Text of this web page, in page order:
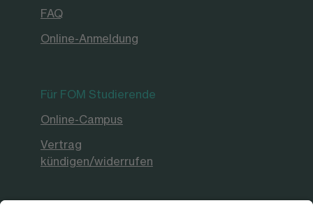
FAQ
Online-Anmeldung
Für FOM Studierende
Online-Campus
Vertrag
kündigen/widerrufen